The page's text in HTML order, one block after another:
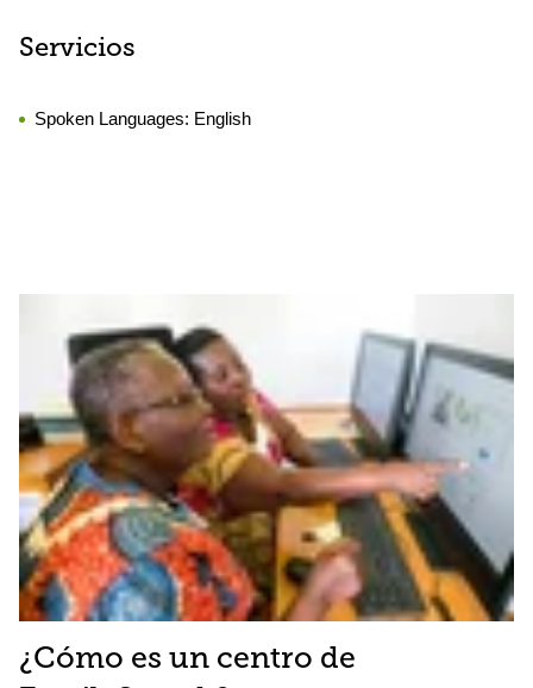
Servicios
Spoken Languages: English
¿Cómo es un centro de